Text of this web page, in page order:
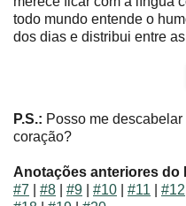
todo mundo entende o
dos dias e distribui entre
P.S.: Posso me
coração?
Anotações anteriores do
#7
#8 #9 #10 #11 #12